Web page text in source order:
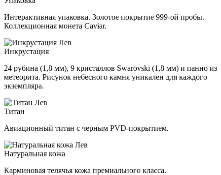
Интерактивная упаковка. Золотое покрытие 999-ой пробы.
Коллекционная монета Caviar.
Инкрустация
24 рубина (1,8 мм), 9 кристаллов Swarovski (1,8 мм) и панно из
метеорита. Рисунок небесного камня уникален для каждого
экземпляра.
Титан
Авиационный титан с черным PVD-покрытием.
Натуральная кожа
Карминовая телячья кожа премиального класса.